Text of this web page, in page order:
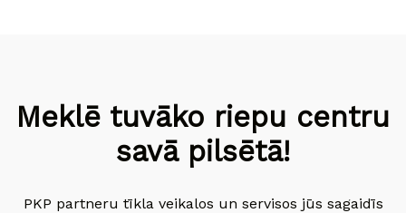
Meklē tuvāko riepu centru
savā pilsētā!
PKP partneru tīkla veikalos un servisos jūs sagaidīs